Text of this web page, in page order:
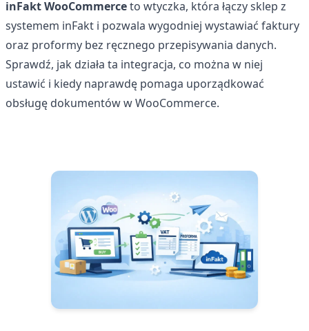
inFakt WooCommerceto wtyczka, która łączy sklep z
systemem inFakt i pozwala wygodniej wystawiać faktury
oraz proformy bez ręcznego przepisywania danych.
Sprawdź, jak działa ta integracja, co można w niej
ustawić i kiedy naprawdę pomaga uporządkować
obsługę dokumentów w WooCommerce.